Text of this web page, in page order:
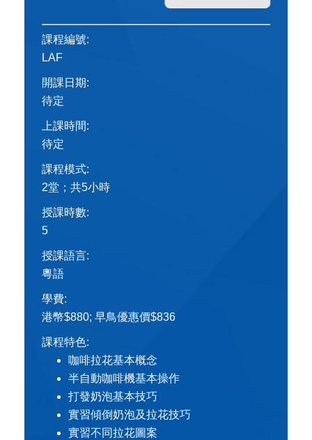
課程編號:
LAF
開課日期:
待定
上課時間:
待定
課程模式:
2堂；共5小時
授課時數:
5
授課語言:
粵語
學費:
港幣$880; 早鳥優惠價$836
課程特色:
咖啡拉花基本概念
半自動咖啡機基本操作
打發奶泡基本技巧
實習傾倒奶泡及拉花技巧
實習不同拉花圖案